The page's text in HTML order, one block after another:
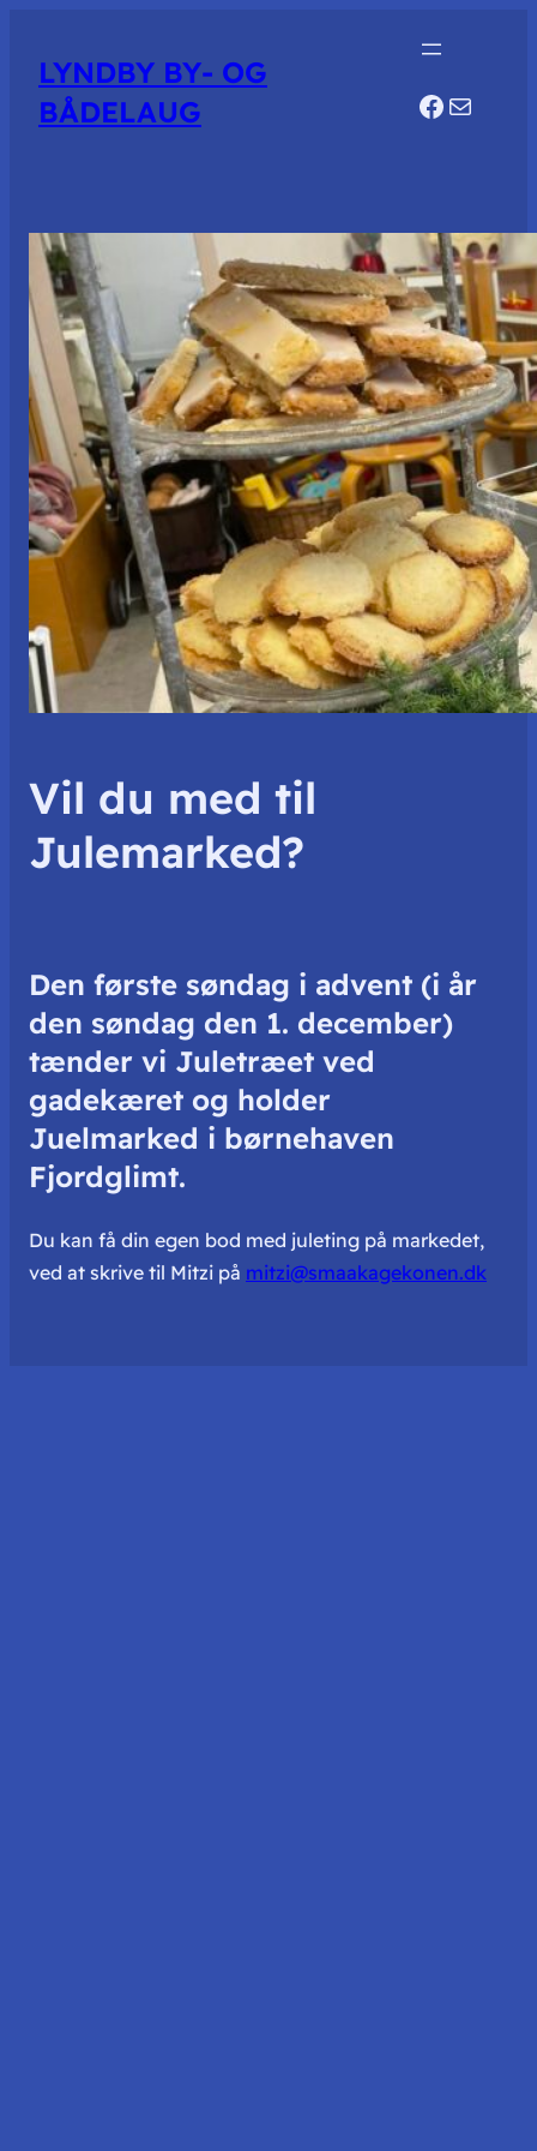
LYNDBY BY- OG
BÅDELAUG
Mail
Vil du med til
Julemarked?
Den første søndag i advent (i år
den søndag den 1. december)
tænder vi Juletræet ved
gadekæret og holder
Juelmarked i børnehaven
Fjordglimt.
Du kan få din egen bod med juleting på markedet,
ved at skrive til Mitzi på mitzi@smaakagekonen.dk